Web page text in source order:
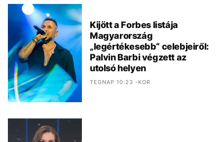
Kijött a Forbes listája
Magyarország
„legértékesebb“ celebjeiről:
Palvin Barbi végzett az
utolsó helyen
TEGNAP 10:23 -KOR